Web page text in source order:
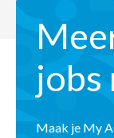
jobs
Maak je My